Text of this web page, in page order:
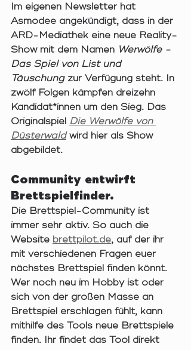
Im eigenen Newsletter hat
Asmodee angekündigt, dass in der
ARD-Mediathek eine neue Reality-
Show mit dem Namen Werwölfe -
Das Spiel von List und
Täuschung zur Verfügung steht. In
zwölf Folgen kämpfen dreizehn
Kandidat*innen um den Sieg. Das
Originalspiel Die Werwölfe von
Düsterwald wird hier als Show
abgebildet.
Community entwirft
Brettspielfinder.
Die Brettspiel-Community ist
immer sehr aktiv. So auch die
Website brettpilot.de, auf der ihr
mit verschiedenen Fragen euer
nächstes Brettspiel finden könnt.
Wer noch neu im Hobby ist oder
sich von der großen Masse an
Brettspiel erschlagen fühlt, kann
mithilfe des Tools neue Brettspiele
finden. Ihr findet das Tool direkt